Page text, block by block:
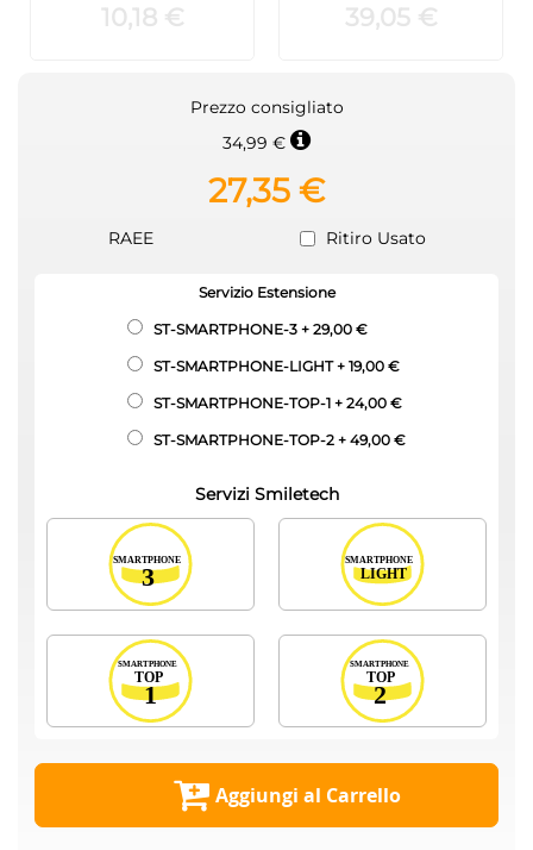
Prezzo consigliato
34,99 €
27,35 €
RAEE Ritiro Usato
Servizio Estensione
ST-SMARTPHONE-3 + 29,00 €
ST-SMARTPHONE-LIGHT+ 19,00 €
ST-SMARTPHONE-TOP-1 + 24,00 €
ST-SMARTPHONE-TOP-2 + 49,00 €
Servizi Smiletech
Aggiungi al Carrello
10,18 € 39,05 €